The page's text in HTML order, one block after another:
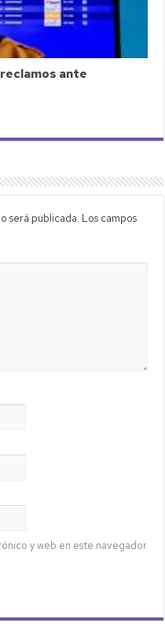
ante
será publicada. Los campos
y web en este navegador